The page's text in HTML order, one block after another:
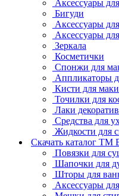
Аксессуары
Бигуди
Аксессуары
Аксессуары
Зеркала
Косметички
Спонжи для
Аппликаторы
Кисти для
Точилки для
Лаки
Средства для
Жидкости для
Скачать каталог ТМ
Повязки для
Шапочки для
Шторы для
Аксессуары